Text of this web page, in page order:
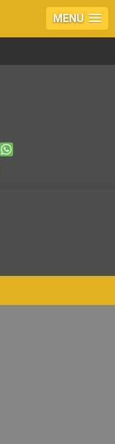
MENU